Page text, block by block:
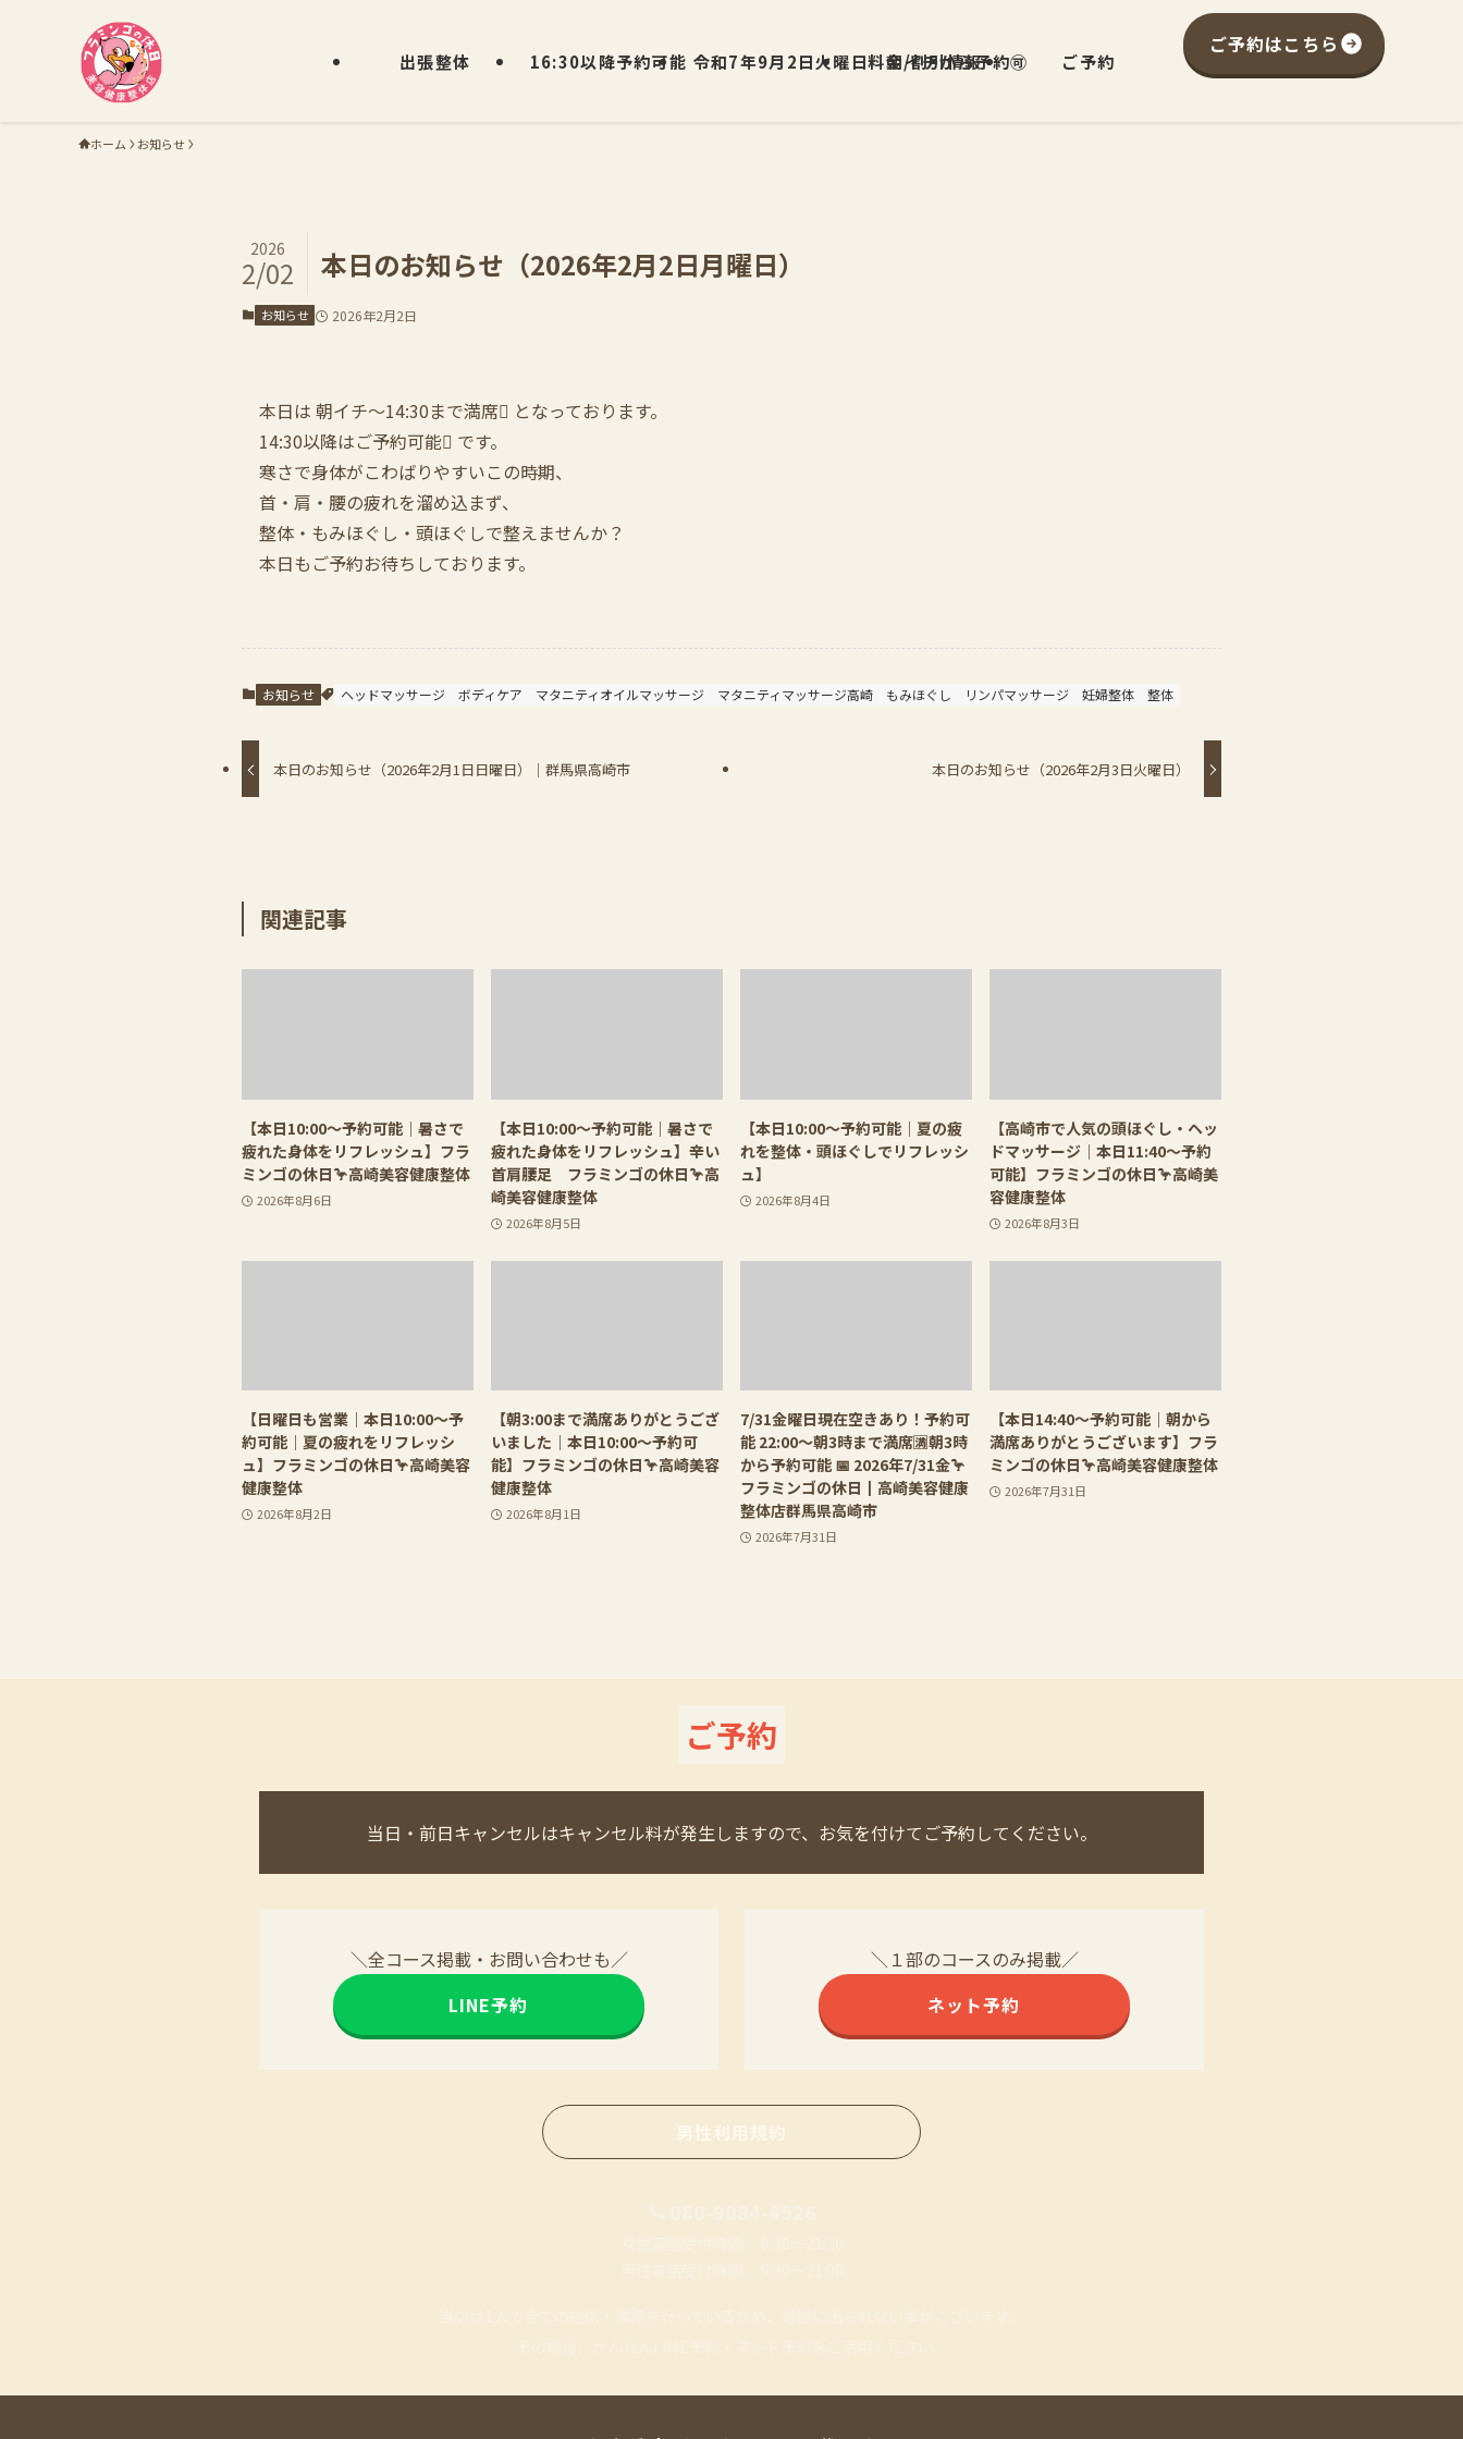
出張整体 16:30以降予約可能 令和7年9月2日火曜日 朝イチから予約🉑
料金/割引情報 ご予約
ご予約はこちら
ホーム お知らせ
本日のお知らせ（2026年2月2日月曜日）
2026
2/02
お知らせ 2026年2月2日
本日は 朝イチ〜14:30まで満席 となっております。
14:30以降はご予約可能 です。
寒さで身体がこわばりやすいこの時期、
首・肩・腰の疲れを溜め込まず、
整体・もみほぐし・頭ほぐしで整えませんか？
本日もご予約お待ちしております。
お知らせ ヘッドマッサージ ボディケア マタニティオイルマッサージ マタニティマッサージ高崎 もみほぐし リンパマッサージ 妊婦整体 整体
本日のお知らせ（2026年2月1日日曜日）｜群馬県高崎市 本日のお知らせ（2026年2月3日火曜日）
関連記事
【本日10:00〜予約可能｜暑さで
疲れた身体をリフレッシュ】フラ
ミンゴの休日🦩高崎美容健康整体
2026年8月6日
【本日10:00〜予約可能｜暑さで
疲れた身体をリフレッシュ】辛い
首肩腰足 フラミンゴの休日🦩高
崎美容健康整体
2026年8月5日
【本日10:00〜予約可能｜夏の疲
れを整体・頭ほぐしでリフレッシ
ュ】
2026年8月4日
【高崎市で人気の頭ほぐし・ヘッ
ドマッサージ｜本日11:40〜予約
可能】フラミンゴの休日🦩高崎美
容健康整体
2026年8月3日
【日曜日も営業｜本日10:00〜予
約可能｜夏の疲れをリフレッシ
ュ】フラミンゴの休日🦩高崎美容
健康整体
2026年8月2日
【朝3:00まで満席ありがとうござ
いました｜本日10:00〜予約可
能】フラミンゴの休日🦩高崎美容
健康整体
2026年8月1日
7/31金曜日現在空きあり！予約可
能 22:00〜朝3時まで満席🈵朝3時
から予約可能 📅 2026年7/31金🦩
フラミンゴの休日┃高崎美容健康
整体店群馬県高崎市
2026年7月31日
【本日14:40〜予約可能｜朝から
満席ありがとうございます】フラ
ミンゴの休日🦩高崎美容健康整体
2026年7月31日
ご予約
当日・前日キャンセルはキャンセル料が発生しますので、お気を付けてご予約してください。
＼全コース掲載・お問い合わせも／
LINE予約
＼１部のコースのみ掲載／
ネット予約
男性利用規約